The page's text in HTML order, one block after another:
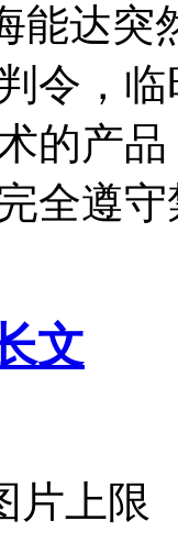
能达突
令，
的产
全遵
文
片上限